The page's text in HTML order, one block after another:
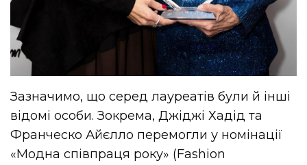
Зазначимо, що серед лауреатів були й інші
відомі особи. Зокрема, Джіджі Хадід та
Франческо Айєлло перемогли у номінації
«Модна співпраця року» (Fashion